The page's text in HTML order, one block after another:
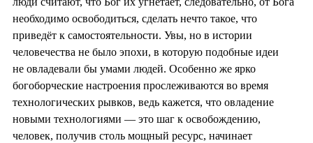
необходимо освободиться, сделать нечто такое, что
приведёт к самостоятельности. Увы, но в истории
человечества не было эпохи, в которую подобные идеи
не овладевали бы умами людей. Особенно же ярко
богоборческие настроения прослеживаются во время
технологических рывков, ведь кажется, что овладение
новыми технологиями — это шаг к освобождению,
человек, получив столь мощный ресурс, начинает